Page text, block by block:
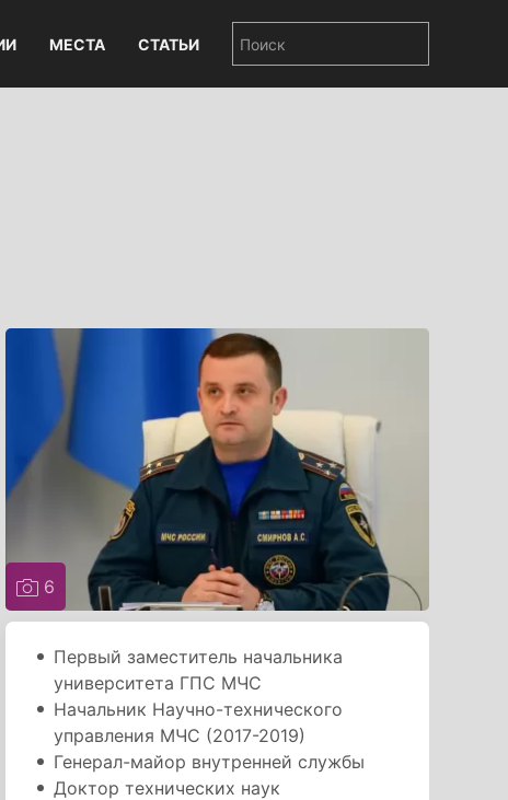
МЕСТА СТАТЬИ
6
Первый заместитель начальника
университета ГПС МЧС
Начальник Научно-технического
управления МЧС (2017-2019)
Генерал-майор внутренней службы
Доктор технических наук